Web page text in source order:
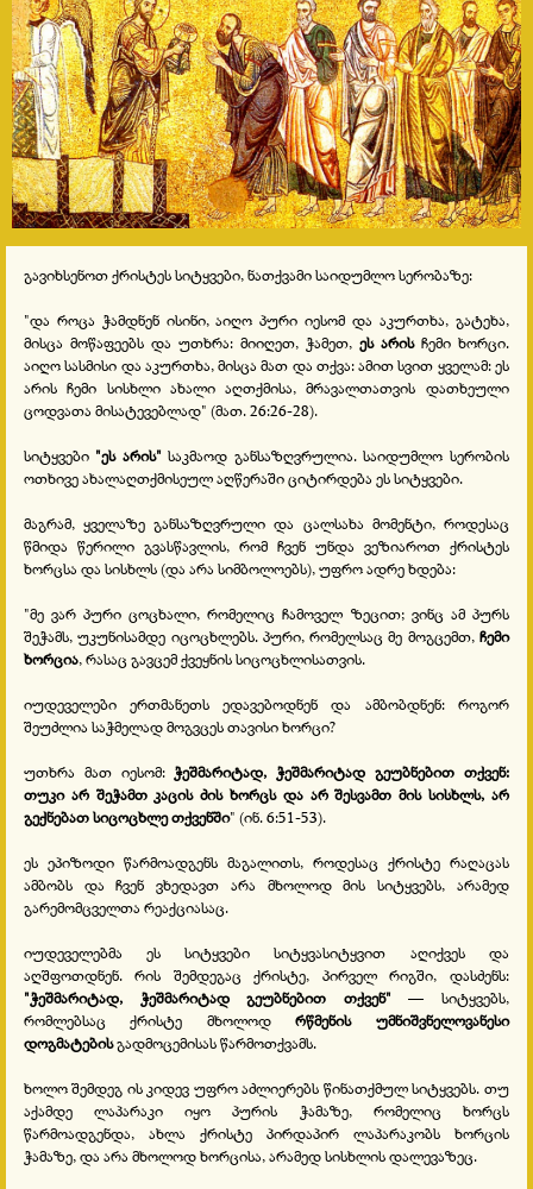
გავიხსენოთ ქრისტეს სიტყვები, ნათქვამი საიდუმლო სერობაზე:
"და როცა ჭამდნენ ისინი, აიღო პური იესომ და აკურთხა, გატეხა,
მისცა მოწაფეებს და უთხრა: მიიღეთ, ჭამეთ, ეს არისჩემი ხორცი.
აიღო სასმისი და აკურთხა, მისცა მათ და თქვა: ამით სვით ყველამ: ეს
არის ჩემი სისხლი ახალი აღთქმისა, მრავალთათვის დათხეული
ცოდვათა მისატევებლად" (მათ. 26:26-28).
სიტყვები "ეს არის" საკმაოდ განსაზღვრულია. საიდუმლო სერობის
ოთხივე ახალაღთქმისეულ აღწერაში ციტირდება ეს სიტყვები.
მაგრამ, ყველაზე განსაზღვრული და ცალსახა მომენტი, როდესაც
წმიდა წერილი გვასწავლის, რომ ჩვენ უნდა ვეზიაროთ ქრისტეს
ხორცსა და სისხლს (და არა სიმბოლოებს), უფრო ადრე ხდება:
"მე ვარ პური ცოცხალი, რომელიც ჩამოველ ზეცით; ვინც ამ პურს
შეჭამს, უკუნისამდე იცოცხლებს. პური, რომელსაც მე მოგცემთ, ჩემი
ხორცია, რასაც გავცემ ქვეყნის სიცოცხლისათვის.
იუდეველები ერთმანეთს ედავებოდნენ და ამბობდნენ: როგორ
შეუძლია საჭმელად მოგვცეს თავისი ხორცი?
უთხრა მათ იესომ: ჭეშმარიტად, ჭეშმარიტად გეუბნებით თქვენ:
თუკი არ შეჭამთ კაცის ძის ხორცს და არ შესვამთ მის სისხლს, არ
გექნებათ სიცოცხლე თქვენში" (ინ. 6:51-53).
ეს ეპიზოდი წარმოადგენს მაგალითს, როდესაც ქრისტე რაღაცას
ამბობს და ჩვენ ვხედავთ არა მხოლოდ მის სიტყვებს, არამედ
გარემომცველთა რეაქციასაც.
იუდეველებმა ეს სიტყვები სიტყვასიტყვით აღიქვეს და
აღშფოთდნენ. რის შემდეგაც ქრისტე, პირველ რიგში, დასძენს:
"ჭეშმარიტად, ჭეშმარიტად გეუბნებით თქვენ" — სიტყვებს,
რომლებსაც ქრისტე მხოლოდრწმენის უმნიშვნელოვანესი
დოგმატებისგადმოცემისას წარმოთქვამს.
ხოლო შემდეგ ის კიდევ უფრო აძლიერებს წინათქმულ სიტყვებს. თუ
აქამდე ლაპარაკი იყო პურის ჭამაზე, რომელიც ხორცს
წარმოადგენდა, ახლა ქრისტე პირდაპირ ლაპარაკობს ხორცის
ჭამაზე, და არა მხოლოდ ხორცისა, არამედ სისხლის დალევაზეც.